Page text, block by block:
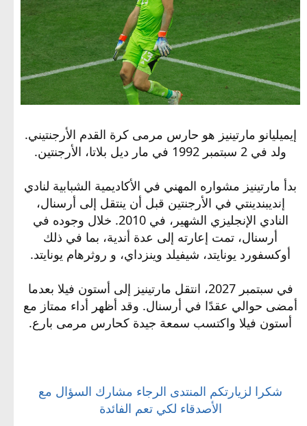
إيميليانو مارتينيز هو حارس مرمى كرة القدم الأرجنتيني.
ولد في 2 سبتمبر 1992 في مار ديل بلاتا، الأرجنتين.
بدأ مارتينيز مشواره المهني في الأكاديمية الشبابية لنادي
إنديبندينتي في الأرجنتين قبل أن ينتقل إلى أرسنال،
النادي الإنجليزي الشهير، في 2010. خلال وجوده في
أرسنال، تمت إعارته إلى عدة أندية، بما في ذلك
أوكسفورد يونايتد، شيفيلد وينزداي، و روثرهام يونايتد.
في سبتمبر 2027، انتقل مارتينيز إلى أستون فيلا بعدما
أمضى حوالي عقدًا في أرسنال. وقد أظهر أداء ممتاز مع
أستون فيلا واكتسب سمعة جيدة كحارس مرمى بارع.
شكرا لزيارتكم المنتدى الرجاء مشارك السؤال مع
الأصدقاء لكي تعم الفائدة